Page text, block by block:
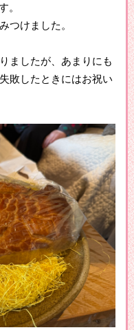
。
けました。
ましたが、あまりにも
敗したときにはお祝い